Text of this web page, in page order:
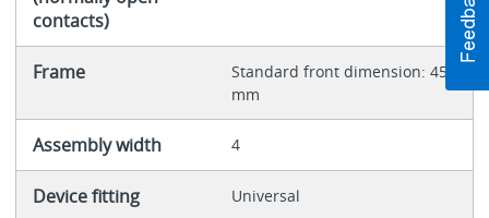
contacts)
Frame
Standard front dimension: 45
mm
Assembly width 4
Device fitting Universal